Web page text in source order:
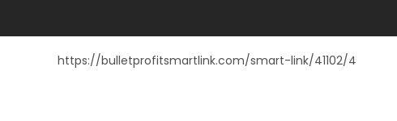
https://bulletprofitsmartlink.com/smart-link/41102/4